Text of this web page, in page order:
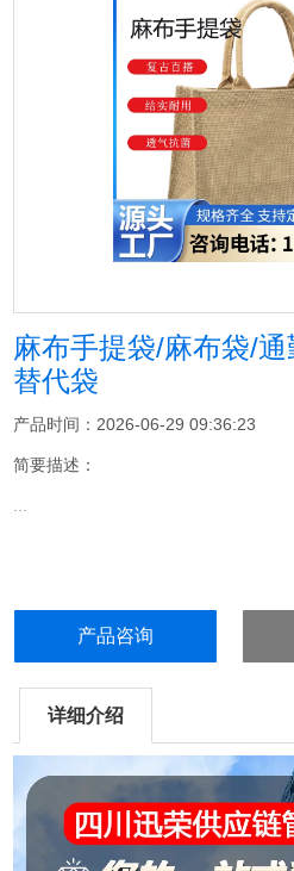
麻布手提袋/麻布袋/
替代袋
产品时间：2026-06-29 09:36:23
简要描述：
...
产品咨询
详细介绍